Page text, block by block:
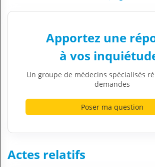
Apportez une
à vos
Un groupe de médecins spécialisés
demandes
Poser ma question
Actes relatifs